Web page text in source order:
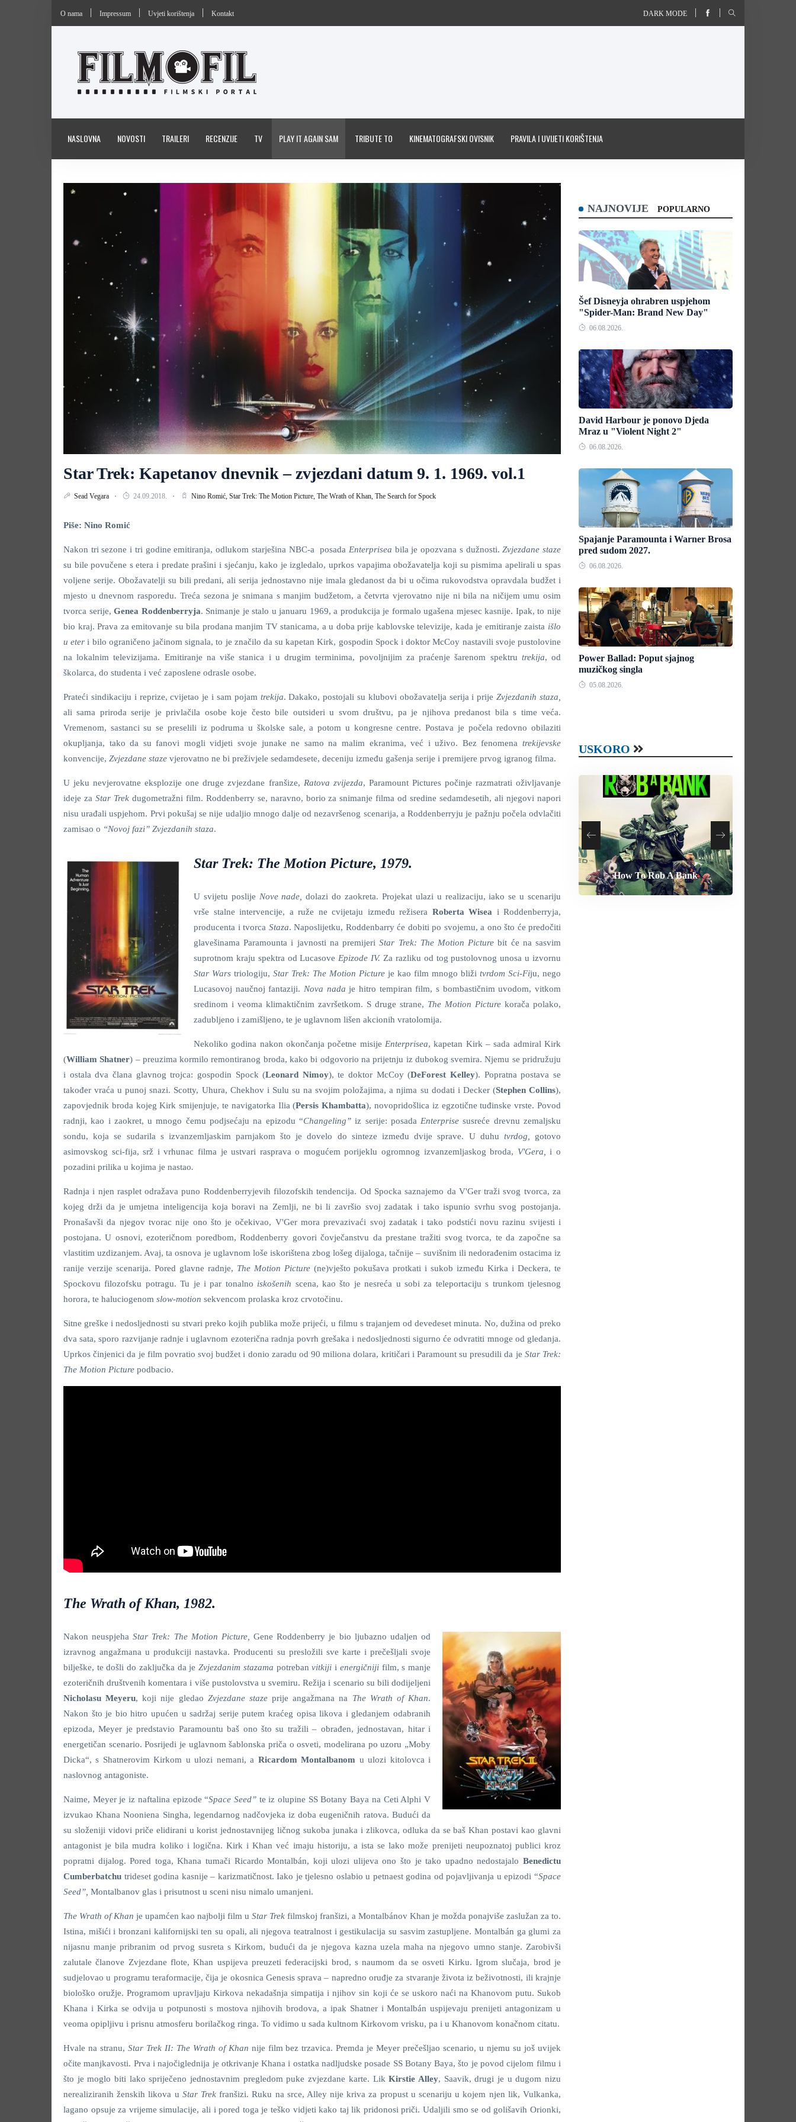
O nama Impressum Uvjeti korištenja Kontakt DARK MODE
NASLOVNA NOVOSTI TRAILERI RECENZIJE TV PLAY IT AGAIN SAM TRIBUTE TO KINEMATOGRAFSKI OVISNIK PRAVILA I UVIJETI KORIŠTENJA
Star Trek: Kapetanov dnevnik – zvjezdani datum 9. 1. 1969. vol.1
Sead Vegara 24.09.2018. Nino Romić, Star Trek: The Motion Picture, The Wrath of Khan, The Search for Spock
Piše: Nino Romić
Nakon tri sezone i tri godine emitiranja, odlukom starješina NBC-a posada Enterprisea bila je opozvana s dužnosti.Zvjezdane staze
su bile povučene s etera i predate prašini i sjećanju, kako je izgledalo, uprkos vapajima obožavatelja koji su pismima apelirali u spas
voljene serije. Obožavatelji su bili predani, ali serija jednostavno nije imala gledanost da bi u očima rukovodstva opravdala budžet i
mjesto u dnevnom rasporedu. Treća sezona je snimana s manjim budžetom, a četvrta vjerovatno nije ni bila na ničijem umu osim
tvorca serije,Genea Roddenberryja. Snimanje je stalo u januaru 1969, a produkcija je formalo ugašena mjesec kasnije. Ipak, to nije
bio kraj. Prava za emitovanje su bila prodana manjim TV stanicama, a u doba prije kablovske televizije, kada je emitiranje zaista išlo
u eteri bilo ograničeno jačinom signala, to je značilo da su kapetan Kirk, gospodin Spock i doktor McCoy nastavili svoje pustolovine
na lokalnim televizijama. Emitiranje na više stanica i u drugim terminima, povoljnijim za praćenje šarenom spektru trekija, od
školarca, do studenta i već zaposlene odrasle osobe.
Prateći sindikaciju i reprize, cvijetao je i sam pojam trekija. Dakako, postojali su klubovi obožavatelja serija i prijeZvjezdanih staza,
ali sama priroda serije je privlačila osobe koje često bile outsideri u svom društvu, pa je njihova predanost bila s time veća.
Vremenom, sastanci su se preselili iz podruma u školske sale, a potom u kongresne centre. Postava je počela redovno obilaziti
okupljanja, tako da su fanovi mogli vidjeti svoje junake ne samo na malim ekranima, već i uživo. Bez fenomena trekijevske
konvencije, Zvjezdane staze vjerovatno ne bi preživjele sedamdesete, deceniju između gašenja serije i premijere prvog igranog filma.
U jeku nevjerovatne eksplozije one druge zvjezdane franšize, Ratova zvijezda, Paramount Pictures počinje razmatrati oživljavanje
ideje za Star Trek dugometražni film. Roddenberry se, naravno, borio za snimanje filma od sredine sedamdesetih, ali njegovi napori
nisu urađali uspjehom. Prvi pokušaj se nije udaljio mnogo dalje od nezavršenog scenarija, a Roddenberryju je pažnju počela odvlačiti
zamisao o “Novoj fazi” Zvjezdanih staza.
Star Trek: The Motion Picture, 1979.
U svijetu poslije Nove nade,dolazi do zaokreta. Projekat ulazi u realizaciju, iako se u scenariju
vrše stalne intervencije, a ruže ne cvijetaju između režisera Roberta Wisea i Roddenberryja,
producenta i tvorca Staza. Naposlijetku, Roddenbarry će dobiti po svojemu, a ono što će predočiti
glavešinama Paramounta i javnosti na premijeriStar Trek: The Motion Picturebit će na sasvim
suprotnom kraju spektra od Lucasove Epizode IV. Za razliku od tog pustolovnog unosa u izvornu
Star Wars triologiju, Star Trek: The Motion Picture je kao film mnogo bliži tvrdom Sci-Fiju, nego
Lucasovoj naučnoj fantaziji. Nova nadaje hitro tempiran film, s bombastičnim uvodom, vitkom
sredinom i veoma klimaktičnim završetkom. S druge strane, The Motion Picture korača polako,
zadubljeno i zamišljeno, te je uglavnom lišen akcionih vratolomija.
Nekoliko godina nakon okončanja početne misije Enterprisea, kapetan Kirk – sada admiral Kirk
(William Shatner) – preuzima kormilo remontiranog broda, kako bi odgovorio na prijetnju iz dubokog svemira. Njemu se pridružuju
i ostala dva člana glavnog trojca: gospodin Spock (Leonard Nimoy), te doktor McCoy (DeForest Kelley). Popratna postava se
također vraća u punoj snazi. Scotty, Uhura, Chekhov i Sulu su na svojim položajima, a njima su dodati i Decker (Stephen Collins),
zapovjednik broda kojeg Kirk smijenjuje, te navigatorka Ilia (Persis Khambatta), novopridošlica iz egzotične tuđinske vrste. Povod
radnji, kao i zaokret, u mnogo čemu podjsećaju na epizodu “Changeling”iz serije: posada Enterprisesusreće drevnu zemaljsku
sondu, koja se sudarila s izvanzemljaskim parnjakom što je dovelo do sinteze između dvije sprave. U duhu tvrdog, gotovo
asimovskog sci-fija, srž i vrhunac filma je ustvari rasprava o mogućem porijeklu ogromnog izvanzemljaskog broda, V'Gera,
i o
pozadini prilika u kojima je nastao.
Radnja i njen rasplet odražava puno Roddenberryjevih filozofskih tendencija. Od Spocka saznajemo da V'Ger traži svog tvorca, za
kojeg drži da je umjetna inteligencija koja boravi na Zemlji, ne bi li završio svoj zadatak i tako ispunio svrhu svog postojanja.
Pronašavši da njegov tvorac nije ono što je očekivao, V'Ger mora prevazivaći svoj zadatak i tako podstići novu razinu svijesti i
postojana. U osnovi, ezoteričnom poredbom, Roddenberry govori čovječanstvu da prestane tražiti svog tvorca, te da započne sa
vlastitim uzdizanjem. Avaj, ta osnova je uglavnom loše iskorištena zbog lošeg dijaloga, tačnije – suvišnim ili nedorađenim ostacima iz
ranije verzije scenarija. Pored glavne radnje, The Motion Picture (ne)vješto pokušava protkati i sukob između Kirka i Deckera, te
Spockovu filozofsku potragu. Tu je i par tonalno iskošenih scena, kao što je nesreća u sobi za teleportaciju s trunkom tjelesnog
horora, te haluciogenom slow-motion sekvencom prolaska kroz crvotočinu.
Sitne greške i nedosljednosti su stvari preko kojih publika može prijeći, u filmu s trajanjem od devedeset minuta. No, dužina od preko
dva sata, sporo razvijanje radnje i uglavnom ezoterična radnja povrh grešaka i nedosljednosti sigurno će odvratiti mnoge od gledanja.
Uprkos činjenici da je film povratio svoj budžet i donio zaradu od 90 miliona dolara, kritičari i Paramount su presudili da je Star Trek:
The Motion Picture podbacio.
The Wrath of Khan, 1982.
Nakon neuspjehaStar Trek: The Motion Picture,Gene Roddenberry je bio ljubazno udaljen od
izravnog angažmana u produkciji nastavka. Producenti su presložili sve karte i prečešljali svoje
bilješke, te došli do zaključka da jeZvjezdanim stazama potrebanvitkijii energičniji film, s manje
ezoteričnih društvenih komentara i više pustolovstva u svemiru. Režija i scenario su bili dodijeljeni
Nicholasu Meyeru, koji nije gledao Zvjezdane stazeprije angažmana na The Wrath of Khan.
Nakon što je bio hitro upućen u sadržaj serije putem kraćeg opisa likova i gledanjem odabranih
epizoda, Meyer je predstavio Paramountu baš ono što su tražili – obrađen, jednostavan, hitar i
energetičan scenario. Posrijedi je uglavnom šablonska priča o osveti, modelirana po uzoru „Moby
Dicka“, s Shatnerovim Kirkom u ulozi nemani, a Ricardom Montalbanom u ulozi kitolovca i
naslovnog antagoniste.
Naime, Meyer je iz naftalina epizode “Space Seed” te iz olupine SS Botany Baya na Ceti Alphi V
izvukao Khana Nooniena Singha, legendarnog nadčovjeka iz doba eugeničnih ratova. Budući da
su složeniji vidovi priče elidirani u korist jednostavnijeg ličnog sukoba junaka i zlikovca, odluka da se baš Khan postavi kao glavni
antagonist je bila mudra koliko i logična. Kirk i Khan već imaju historiju, a ista se lako može prenijeti neupoznatoj publici kroz
popratni dijalog. Pored toga, Khana tumači Ricardo Montalbán, koji ulozi ulijeva ono što je tako upadno nedostajalo Benedictu
Cumberbatchu trideset godina kasnije – karizmatičnost. Iako je tjelesno oslabio u petnaest godina od pojavljivanja u epizodi “Space
Seed”, Montalbanov glas i prisutnost u sceni nisu nimalo umanjeni.
The Wrath of Khan je upamćen kao najbolji film u Star Trek filmskoj franšizi, a Montalbánov Khan je možda ponajviše zaslužan za to.
Istina, mišići i bronzani kalifornijski ten su opali, ali njegova teatralnost i gestikulacija su sasvim zastupljene. Montalbán ga glumi za
nijasnu manje pribranim od prvog susreta s Kirkom, budući da je njegova kazna uzela maha na njegovo umno stanje. Zarobivši
zalutale članove Zvjezdane flote, Khan uspijeva preuzeti federacijski brod, s naumom da se osveti Kirku. Igrom slučaja, brod je
sudjelovao u programu teraformacije, čija je okosnica Genesis sprava – napredno oruđje za stvaranje života iz beživotnosti, ili krajnje
biološko oružje. Programom upravljaju Kirkova nekadašnja simpatija i njihov sin koji će se uskoro naći na Khanovom putu. Sukob
Khana i Kirka se odvija u potpunosti s mostova njihovih brodova, a ipak Shatner i Montalbán uspijevaju prenijeti antagonizam u
veoma opipljivu i prisnu atmosferu borilačkog ringa. To vidimo u sada kultnom Kirkovom vrisku, pa i u Khanovom konačnom citatu.
Hvale na stranu, Star Trek II: The Wrath of Khan nije film bez trzavica. Premda je Meyer prečešljao scenario, u njemu su još uvijek
očite manjkavosti. Prva i najočiglednija je otkrivanje Khana i ostatka nadljudske posade SS Botany Baya, što je povod cijelom filmu i
što je moglo biti lako spriječeno jednostavnim pregledom puke zvjezdane karte. LikKirstie Alley, Saavik, drugi je u dugom nizu
nerealiziranih ženskih likova u Star Trekfranšizi. Ruku na srce, Alley nije kriva za propust u scenariju u kojem njen lik, Vulkanka,
lagano opsuje za vrijeme simulacije, ali i pored toga je teško vidjeti kako taj lik pridonosi priči. Udaljili smo se od golišavih Orionki,
NAJNOVIJE POPULARNO
Šef Disneyja ohrabren uspjehom
"Spider-Man: Brand New Day"
06.08.2026.
David Harbour je ponovo Djeda
Mraz u "Violent Night 2"
06.08.2026.
Spajanje Paramounta i Warner Brosa
pred sudom 2027.
06.08.2026.
Power Ballad: Poput sjajnog
muzičkog singla
05.08.2026.
USKORO
Heart of the Beast
Behemoth
How To Rob A Bank
By Any Means